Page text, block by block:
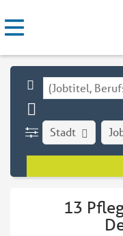
Stadt
13